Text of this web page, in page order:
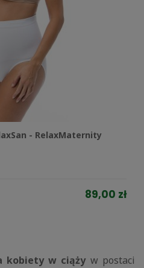
- RelaxMaternity
89,00 zł
kobiety w ciążyw postaci